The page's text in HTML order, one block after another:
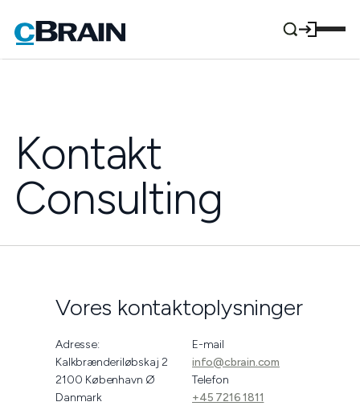
Kontakt
Consulting
Vores kontaktoplysninger
Adresse:
Kalkbrænderiløbskaj 2
2100 København Ø
Danmark
E-mail
info@cbrain.com
Telefon
+45 7216 1811